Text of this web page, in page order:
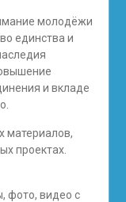
молодёжи
единства и
и вкладе
материалов,
проектах.
фото, видео с